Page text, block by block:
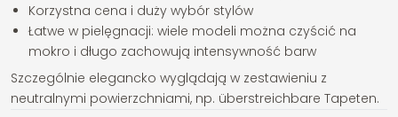
Korzystna cena i duży wybór stylów
Łatwe w pielęgnacji: wiele modeli można czyścić na
mokro i długo zachowują intensywność barw
Szczególnie elegancko wyglądają w zestawieniu z
neutralnymi powierzchniami, np. überstreichbare Tapeten.